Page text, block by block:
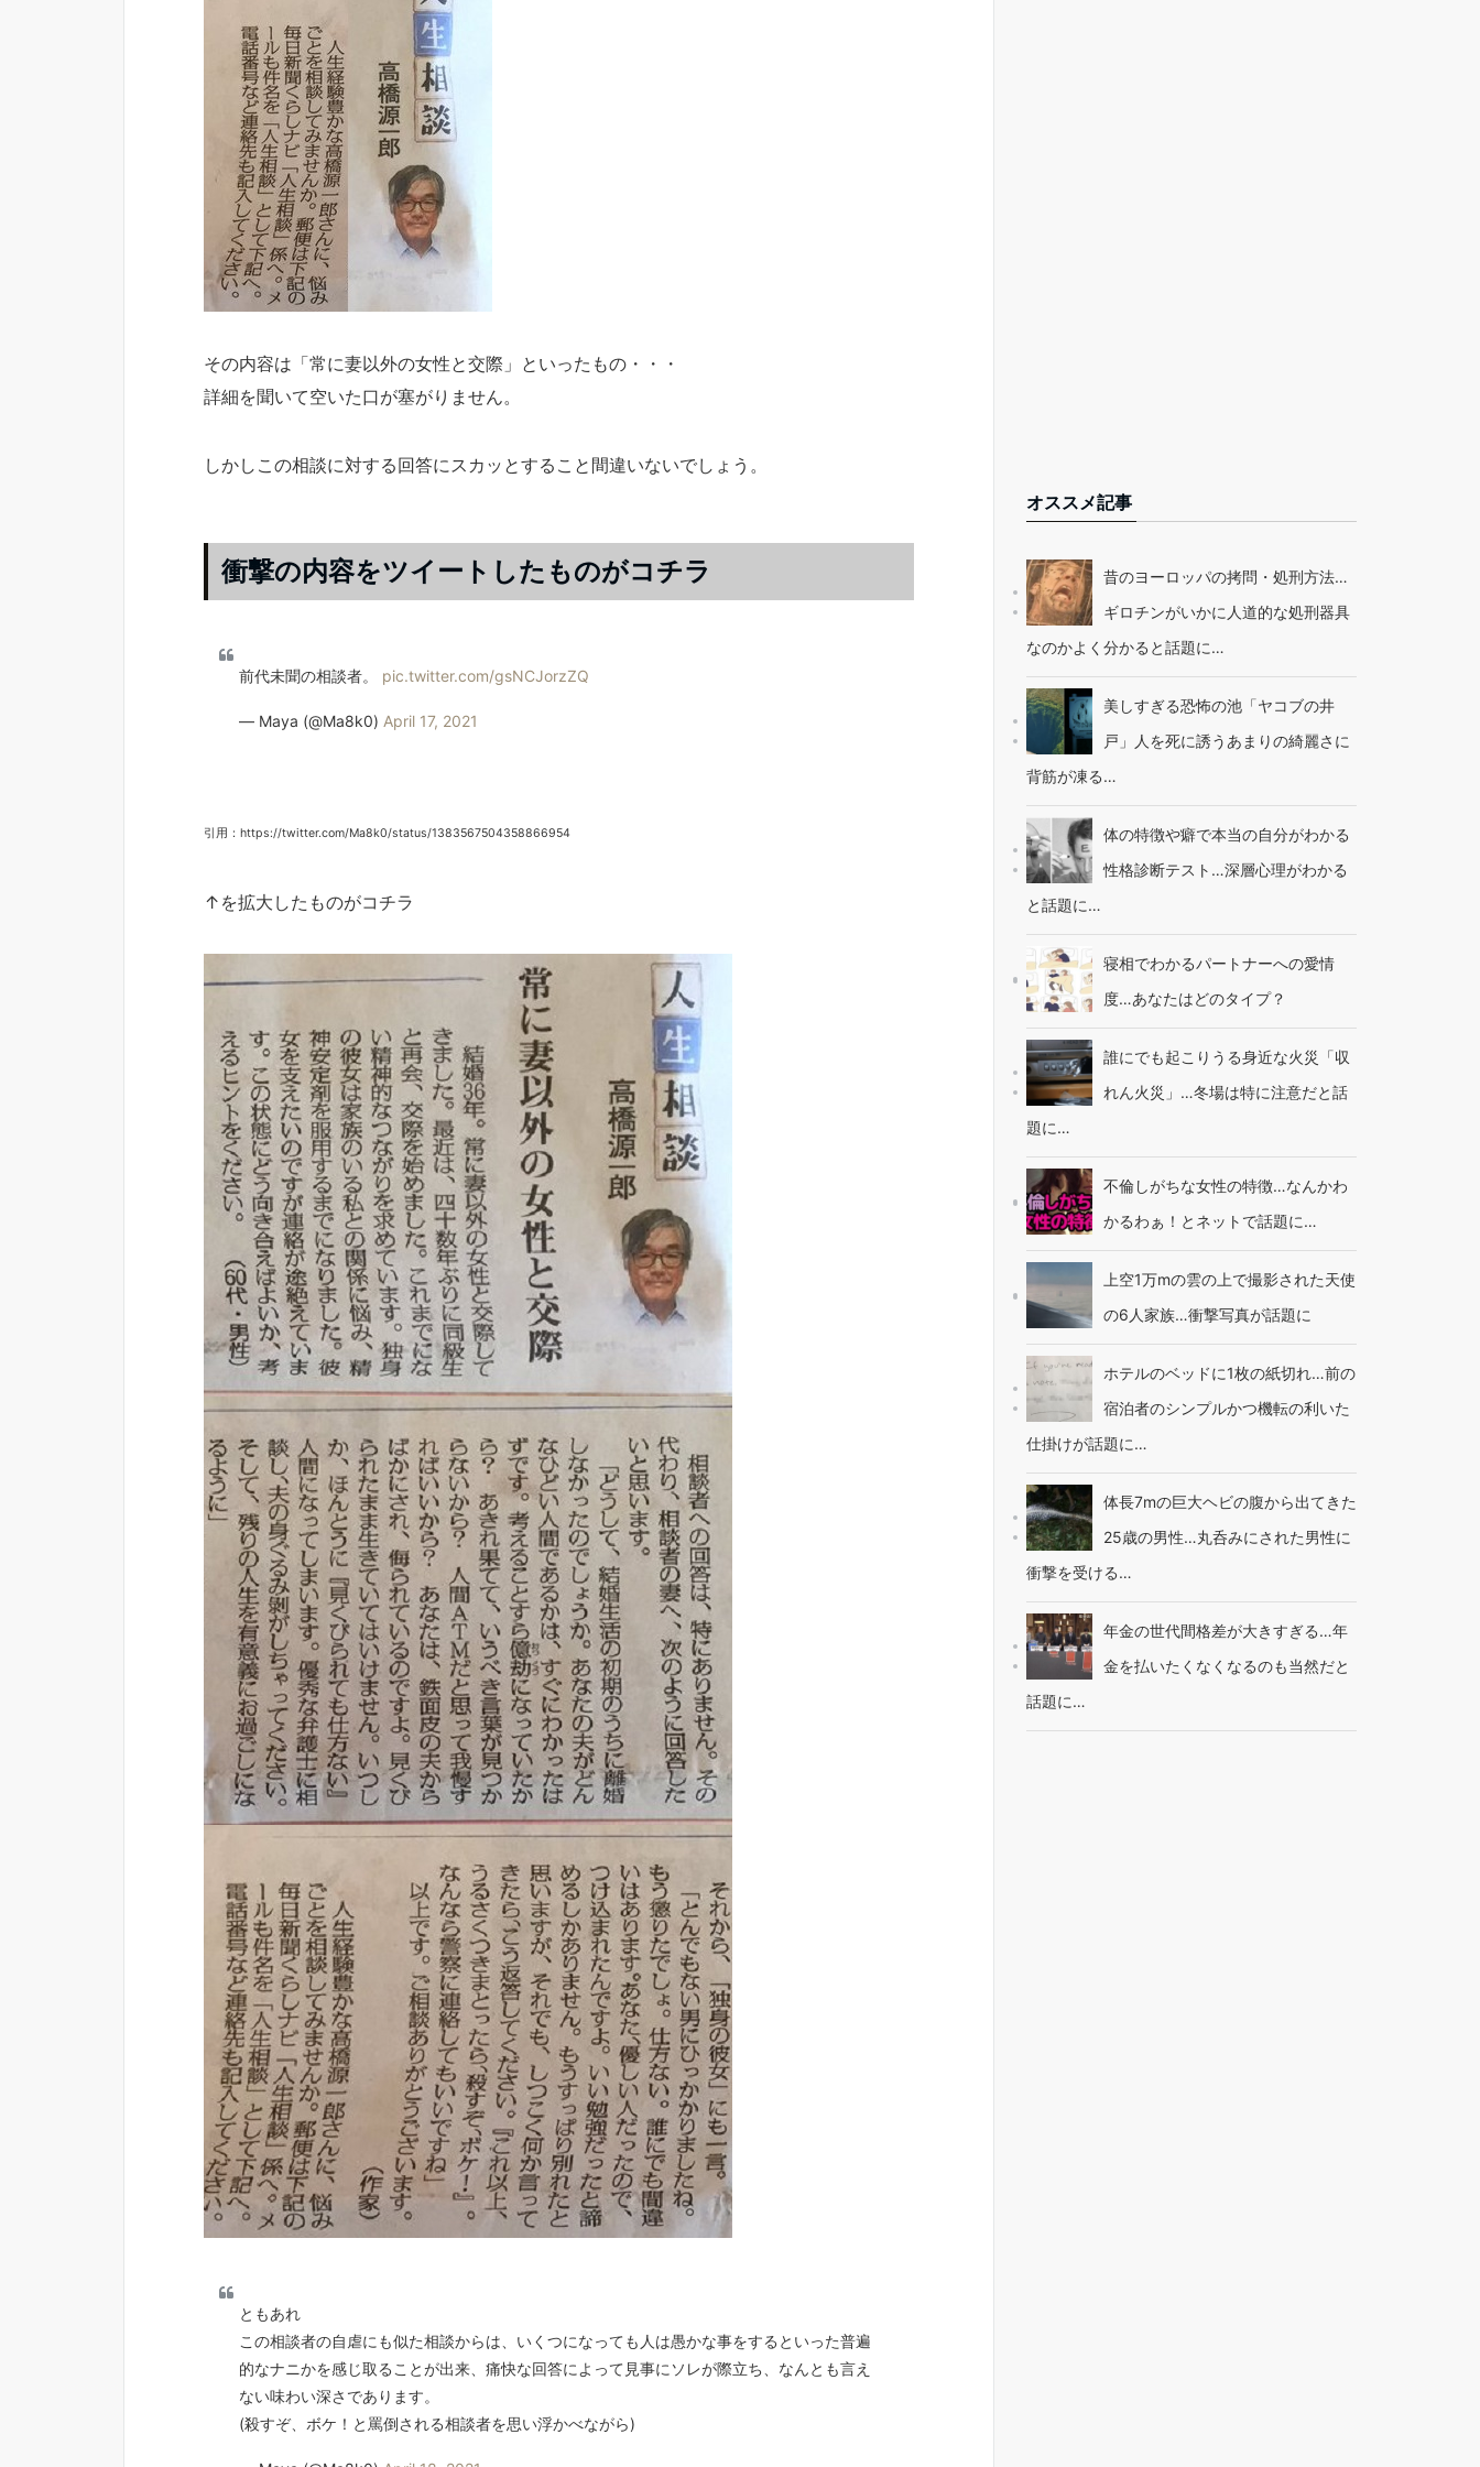
その内容は「常に妻以外の女性と交際」といったもの・・・
詳細を聞いて空いた口が塞がりません。
しかしこの相談に対する回答にスカッとすること間違いないでしょう。
衝撃の内容をツイートしたものがコチラ
前代未聞の相談者。 pic.twitter.com/gsNCJorzZQ
— Maya (@Ma8k0) April 17, 2021
引用：https://twitter.com/Ma8k0/status/1383567504358866954
↑を拡大したものがコチラ
ともあれ
この相談者の自虐にも似た相談からは、いくつになっても人は愚かな事をするといった普遍
的なナニかを感じ取ることが出来、痛快な回答によって見事にソレが際立ち、なんとも言え
ない味わい深さであります。
(殺すぞ、ボケ！と罵倒される相談者を思い浮かべながら)
オススメ記事
昔のヨーロッパの拷問・処刑方法…
ギロチンがいかに人道的な処刑器具
なのかよく分かると話題に…
美しすぎる恐怖の池「ヤコブの井
戸」人を死に誘うあまりの綺麗さに
背筋が凍る…
体の特徴や癖で本当の自分がわかる
性格診断テスト…深層心理がわかる
と話題に…
寝相でわかるパートナーへの愛情
度…あなたはどのタイプ？
誰にでも起こりうる身近な火災「収
れん火災」…冬場は特に注意だと話
題に…
不倫しがちな女性の特徴…なんかわ
かるわぁ！とネットで話題に…
上空1万mの雲の上で撮影された天使
の6人家族…衝撃写真が話題に
ホテルのベッドに1枚の紙切れ…前の
宿泊者のシンプルかつ機転の利いた
仕掛けが話題に…
体長7mの巨大ヘビの腹から出てきた
25歳の男性…丸呑みにされた男性に
衝撃を受ける…
年金の世代間格差が大きすぎる…年
金を払いたくなくなるのも当然だと
話題に…